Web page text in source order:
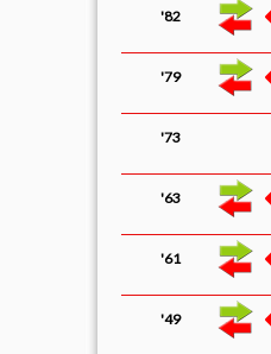
'82
'79
'73
'63
'61
'49